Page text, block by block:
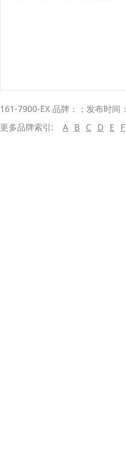
161-7900-EX 品牌：；发布时间
更多品牌索引:
A B C D E F